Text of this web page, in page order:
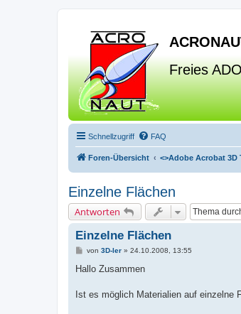
Freies
Schnellzugriff FAQ
Foren-Übersicht <>Adobe Acrobat 3D
Einzelne Flächen
Antworten
Einzelne Flächen
B
i
a
von 3D-ler» 24.10.2008, 13:55
Hallo Zusammen
Ist es möglich Materialien auf einzelne